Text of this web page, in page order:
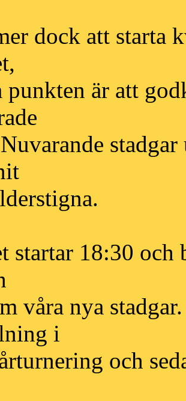
dock att starta
punkten är att
startar 18:30 och
våra nya
i
och